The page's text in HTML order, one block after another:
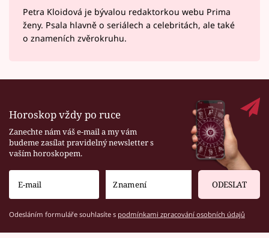
Petra Kloidová je bývalou redaktorkou webu Prima
ženy. Psala hlavně o seriálech a celebritách, ale také
o znameních zvěrokruhu.
Horoskop vždy po ruce
Zanechte nám váš e-mail a my vám
budeme zasílat pravidelný newsletter s
vaším horoskopem.
ODESLAT
Odesláním formuláře souhlasíte s podmínkami zpracování osobních údajů